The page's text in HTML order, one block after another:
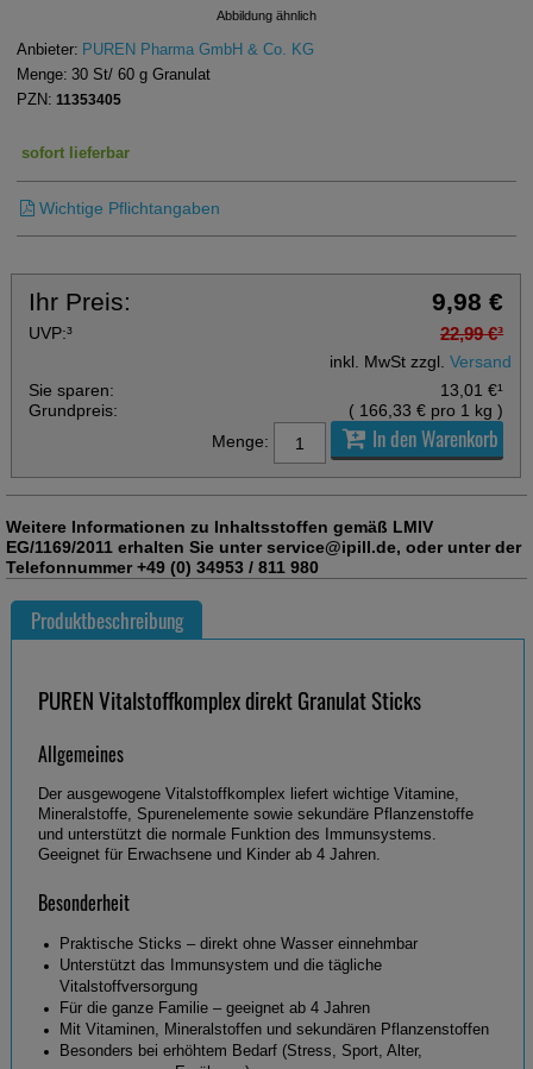
Abbildung ähnlich
Anbieter: PUREN Pharma GmbH & Co. KG
Menge: 30 St/ 60 g Granulat
PZN: 11353405
sofort lieferbar
Wichtige Pflichtangaben
Ihr Preis: 9,98 €
UVP:³ 22,99 €³
inkl. MwSt zzgl.Versand
Sie sparen:
13,01 €¹
Grundpreis:
( 166,33 € pro 1 kg)
Menge:
In den Warenkorb
Weitere Informationen zu Inhaltsstoffen gemäß LMIV
EG/1169/2011 erhalten Sie unter service@ipill.de, oder unter der
Telefonnummer +49 (0) 34953 / 811 980
Produktbeschreibung
PUREN Vitalstoffkomplex direkt GranulatSticks
Allgemeines
Der ausgewogene Vitalstoffkomplex liefert wichtige Vitamine,
Mineralstoffe, Spurenelemente sowie sekundäre Pflanzenstoffe
und unterstützt die normale Funktion des Immunsystems.
Geeignet für Erwachsene und Kinder ab 4 Jahren.
Besonderheit
Praktische Sticks – direkt ohne Wasser einnehmbar
Unterstützt das Immunsystem und die tägliche
Vitalstoffversorgung
Für die ganze Familie – geeignet ab 4 Jahren
Mit Vitaminen, Mineralstoffen und sekundären Pflanzenstoffen
Besonders bei erhöhtem Bedarf (Stress, Sport, Alter,